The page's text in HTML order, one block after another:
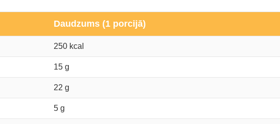
Daudzums (1 porcijā)
250 kcal
15 g
22 g
5 g